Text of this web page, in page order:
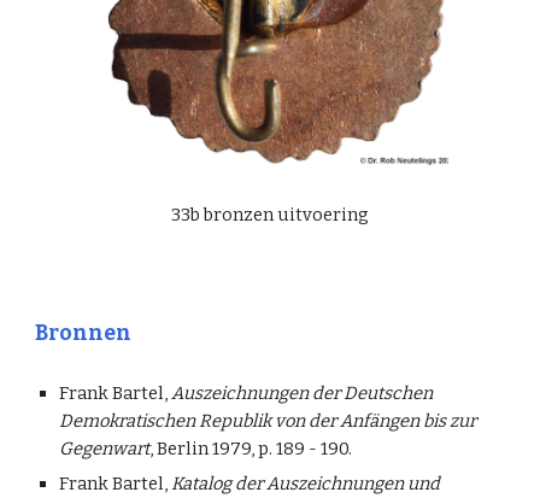
33b bronzen uitvoering
Bronnen
Frank Bartel,Auszeichnungen der Deutschen
Demokratischen Republik von der Anfängen bis zur
Gegenwart, Berlin 1979, p. 189 - 190.
Frank Bartel,Katalog der Auszeichnungen und